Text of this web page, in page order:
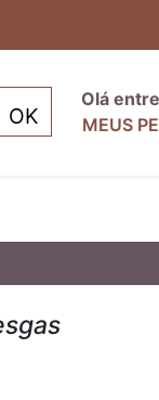
Olá
MEUS